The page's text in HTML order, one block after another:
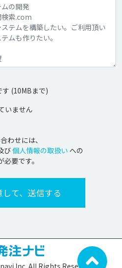
(10MBまで)
いません
わせには、
び個人情報の取扱い への
必要です。